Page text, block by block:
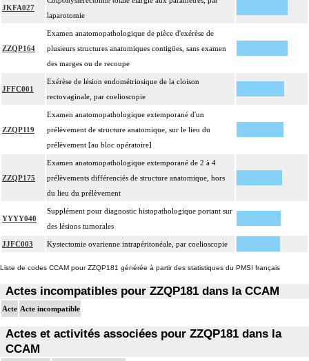
JKFA027
laparotomie
ZZQP164
Examen anatomopathologique de pièce d'exérèse de
plusieurs structures anatomiques contigües, sans examen
des marges ou de recoupe
JFFC001
Exérèse de lésion endométriosique de la cloison
rectovaginale, par coelioscopie
ZZQP119
Examen anatomopathologique extemporané d'un
prélèvement de structure anatomique, sur le lieu du
prélèvement [au bloc opératoire]
ZZQP175
Examen anatomopathologique extemporané de 2 à 4
prélèvements différenciés de structure anatomique, hors
du lieu du prélèvement
YYYY040
Supplément pour diagnostic histopathologique portant sur
des lésions tumorales
JJFC003 Kystectomie ovarienne intrapéritonéale, par coelioscopie
Liste de codes CCAM pour ZZQP181 générée à partir des statistiques du PMSI français
Actes incompatibles pour ZZQP181 dans la CCAM
Acte Acte incompatible
Actes et activités associées pour ZZQP181 dans la
CCAM